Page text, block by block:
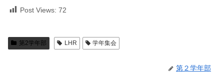
Post Views: 72
第2学年部 LHR 学年集会
第２学年部